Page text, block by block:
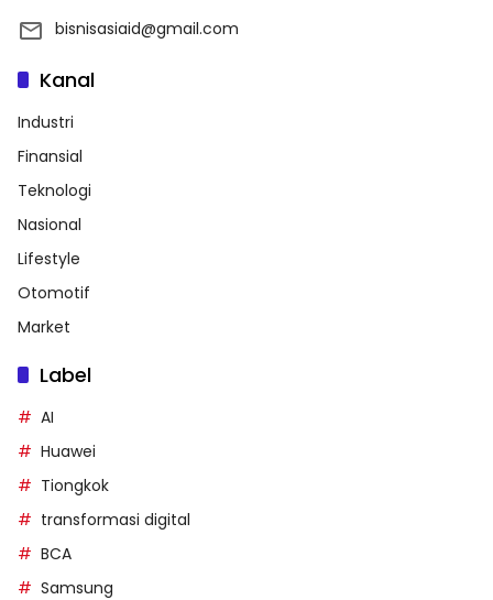
bisnisasiaid@gmail.com
Kanal
Industri
Finansial
Teknologi
Nasional
Lifestyle
Otomotif
Market
Label
AI
Huawei
Tiongkok
transformasi digital
BCA
Samsung